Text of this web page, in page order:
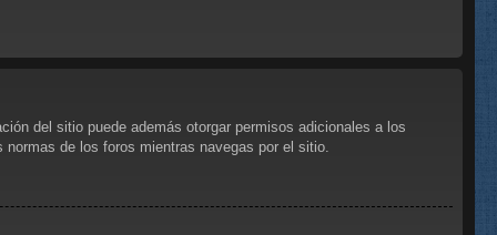
del sitio puede además otorgar permisos adicionales a los
de los foros mientras navegas por el sitio.